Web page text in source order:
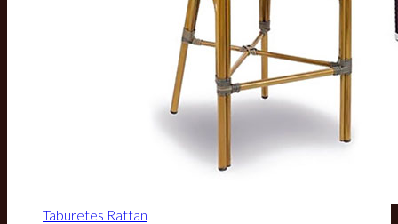
Taburetes Rattan